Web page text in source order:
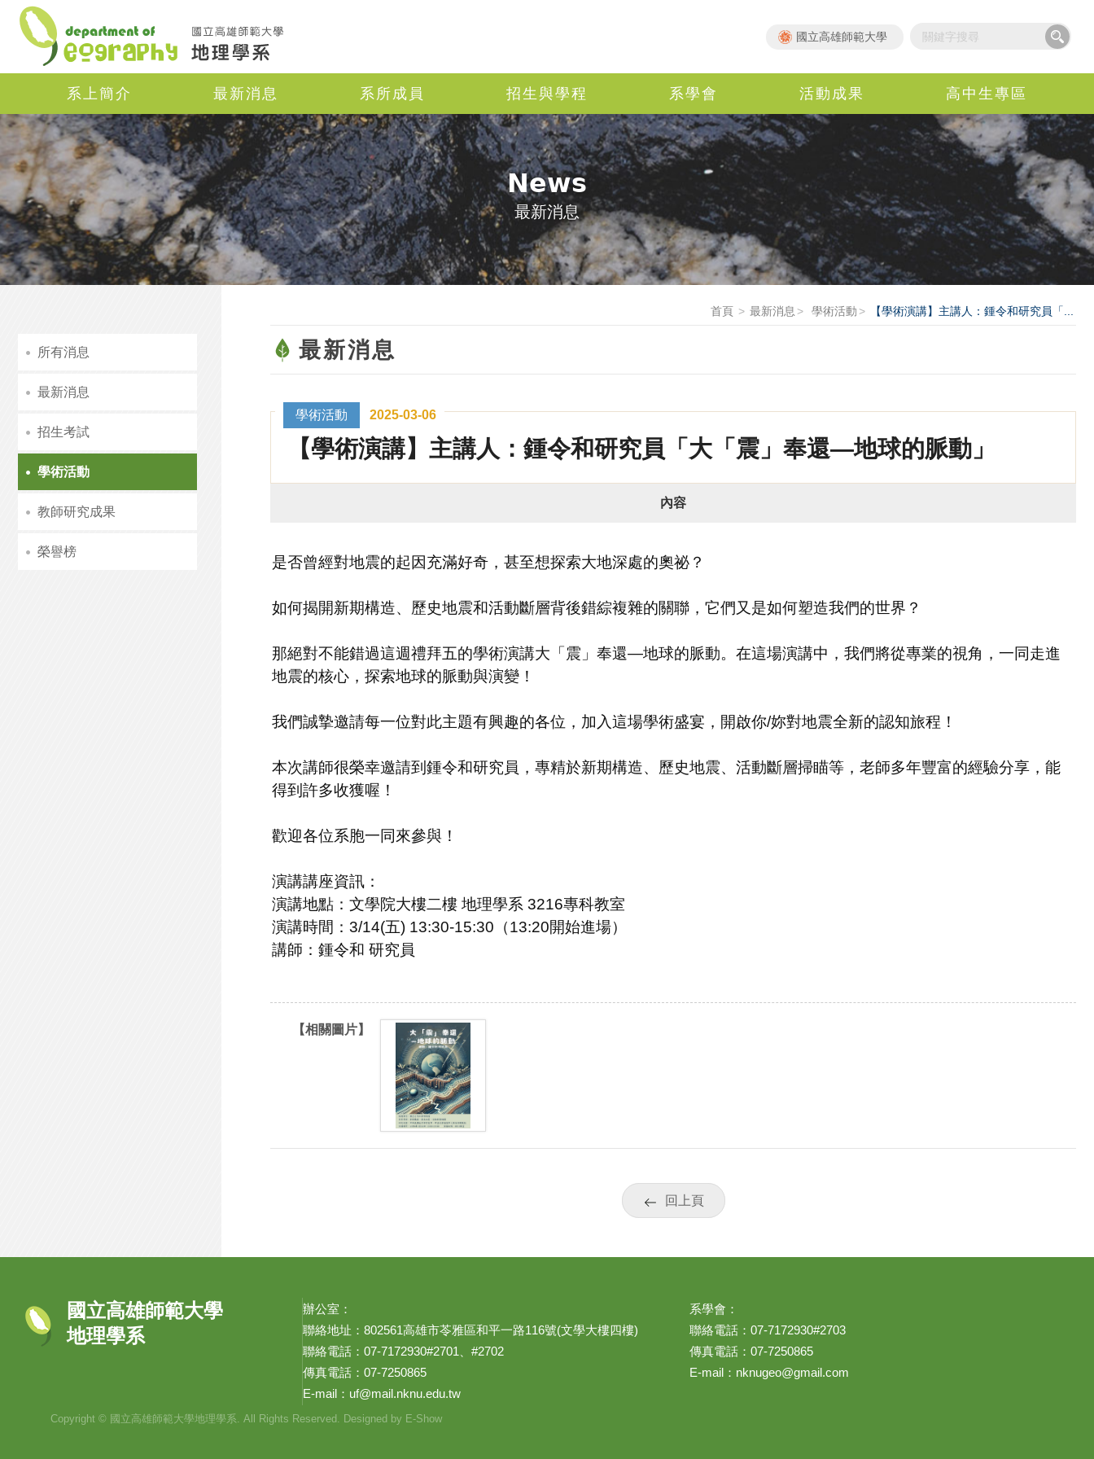
Navigation
系上簡介 最新消息 系所成員 招生與學程 系學會 活動成果 高中生專區
國立高雄師範大學
News
最新消息
首頁 最新消息 學術活動 【學術演講】主講人：鍾令和研究員「...
最新消息
學術活動 2025-03-06
【學術演講】主講人：鍾令和研究員「大「震」奉還—地球的脈動」
內容
是否曾經對地震的起因充滿好奇，甚至想探索大地深處的奧祕？
如何揭開新期構造、歷史地震和活動斷層背後錯綜複雜的關聯，它們又是如何塑造我們的世界？
那絕對不能錯過這週禮拜五的學術演講大「震」奉還—地球的脈動。在這場演講中，我們將從專業的視角，一同走進
地震的核心，探索地球的脈動與演變！
我們誠摯邀請每一位對此主題有興趣的各位，加入這場學術盛宴，開啟你/妳對地震全新的認知旅程！
本次講師很榮幸邀請到鍾令和研究員，專精於新期構造、歷史地震、活動斷層掃瞄等，老師多年豐富的經驗分享，能
得到許多收獲喔！
歡迎各位系胞一同來參與！
演講講座資訊：
演講地點：文學院大樓二樓 地理學系 3216專科教室
演講時間：3/14(五) 13:30-15:30（13:20開始進場）
講師：鍾令和 研究員
【相關圖片】
回上頁
所有消息
最新消息
招生考試
學術活動
教師研究成果
榮譽榜
國立高雄師範大學
地理學系
辦公室：
聯絡地址：802561高雄市苓雅區和平一路116號(文學大樓四樓)
聯絡電話：07-7172930#2701、#2702
傳真電話：07-7250865
E-mail： uf@mail.nknu.edu.tw
系學會：
聯絡電話：07-7172930#2703
傳真電話：07-7250865
E-mail： nknugeo@gmail.com
Copyright © 國立高雄師範大學地理學系. All Rights Reserved. Designed by E-Show